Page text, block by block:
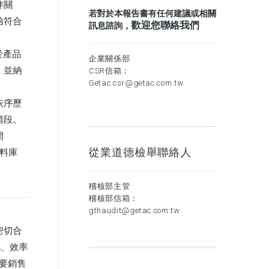
關
符合
產品
並納
序歷
。
庫
切合
效率
銷售
若對於本報告書有任何建議或相關
訊息諮詢， 歡迎您聯絡我們
企業關係部
CSR信箱：
Getac.csr@getac.com.tw
從業道德檢舉聯絡人
稽核部主管
稽核部信箱：
gthaudit@getac.com.tw